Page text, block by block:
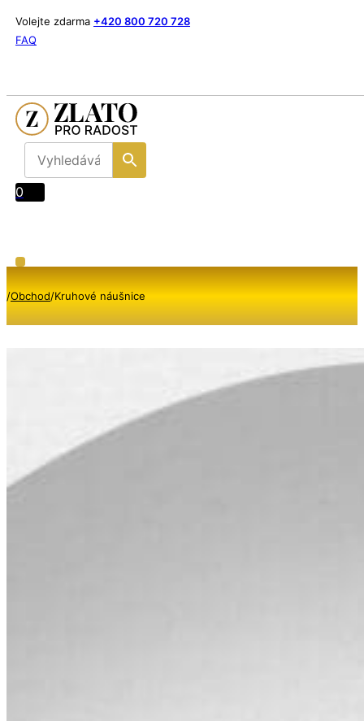
Volejte zdarma +420 800 720 728
FAQ
0
/Obchod/Kruhové náušnice